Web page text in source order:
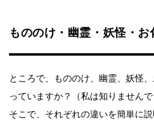
もののけ・幽霊・妖怪・お
ところで、もののけ、幽霊、妖怪
っていますか？（私は知りません
そこで、それぞれの違いを簡単に説